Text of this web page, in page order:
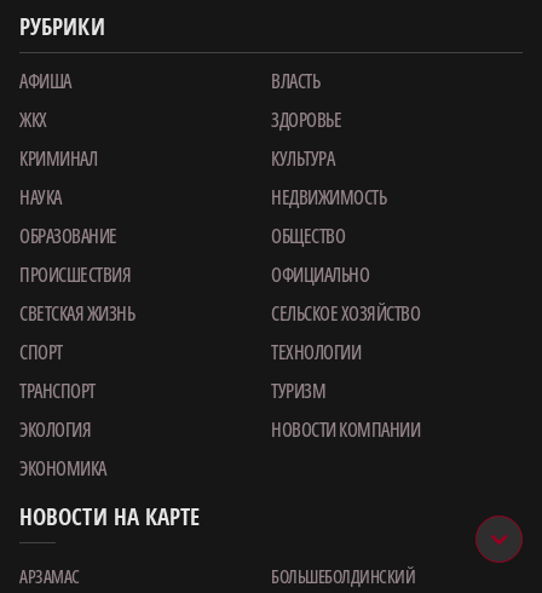
РУБРИКИ
АФИША
ВЛАСТЬ
ЖКХ
ЗДОРОВЬЕ
КРИМИНАЛ
КУЛЬТУРА
НАУКА
НЕДВИЖИМОСТЬ
ОБРАЗОВАНИЕ
ОБЩЕСТВО
ПРОИСШЕСТВИЯ
ОФИЦИАЛЬНО
СВЕТСКАЯ ЖИЗНЬ
СЕЛЬСКОЕ ХОЗЯЙСТВО
СПОРТ
ТЕХНОЛОГИИ
ТРАНСПОРТ
ТУРИЗМ
ЭКОЛОГИЯ
НОВОСТИ КОМПАНИИ
ЭКОНОМИКА
НОВОСТИ НА КАРТЕ
АРЗАМАС
БОЛЬШЕБОЛДИНСКИЙ